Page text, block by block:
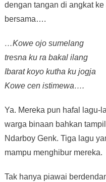
dengan tangan di angkat
bersama….
…Kowe ojo sumelang
tresna ku ra bakal ilang
Ibarat koyo kutha ku jogja
Kowe cen istimewa….
Ya. Mereka pun hafal lagu-
warga binaan bahkan
Ndarboy Genk. Tiga lagu
mampu menghibur mereka.
Tak hanya piawai